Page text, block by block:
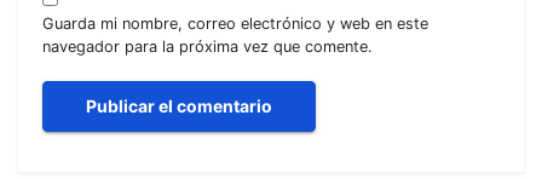
Guarda mi nombre, correo electrónico y web en este
navegador para la próxima vez que comente.